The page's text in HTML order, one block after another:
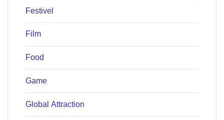
Festivel
Film
Food
Game
Global Attraction